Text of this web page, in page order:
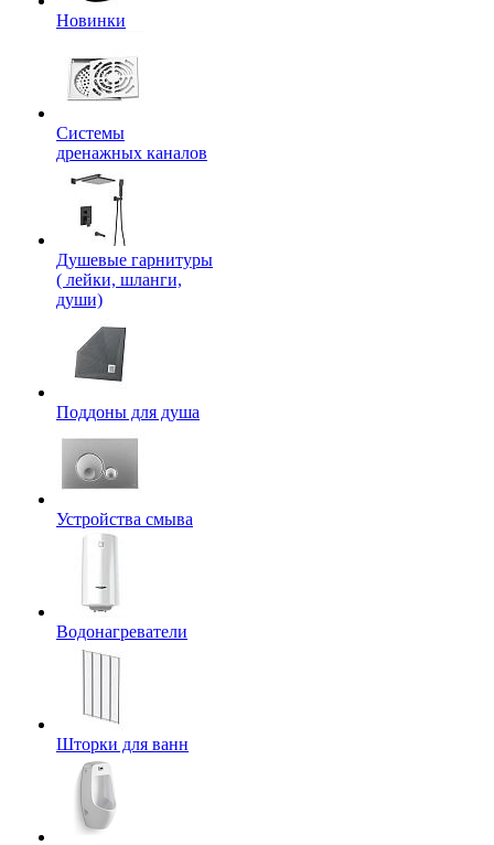
Новинки
Системы
дренажных каналов
Душевые гарнитуры
( лейки, шланги,
души)
Поддоны для душа
Устройства смыва
Водонагреватели
Шторки для ванн